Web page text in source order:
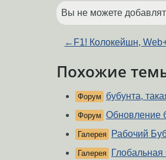
Вы не можете
← F1! Колокейшн,
Похожие
Форум бубунта,
Форум Обновление
Галерея Рабочий
Галерея Глобальная